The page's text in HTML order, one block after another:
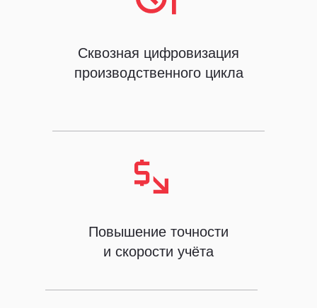
Сквозная цифровизация
производственного цикла
Повышение точности
и скорости учёта